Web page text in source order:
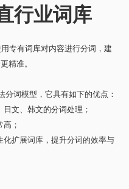
行业词库
专有词库对内容进行分词，建
精准。
分词模型，它具有如下的优点：
文、韩文的分词处理；
；
扩展词库，提升分词的效率与